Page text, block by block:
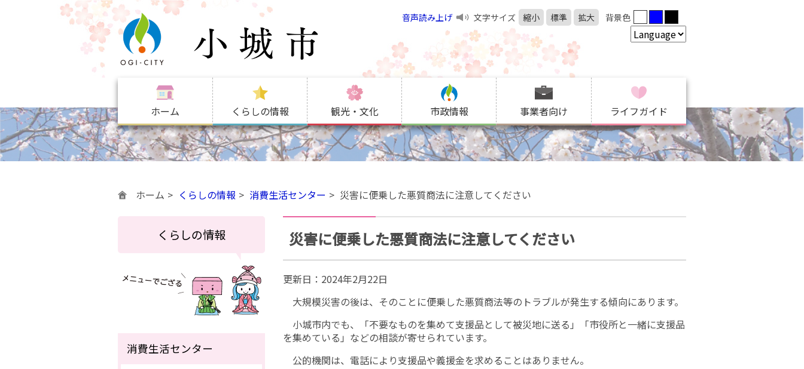
音声読み上げ 文字サイズ 縮小 標準 拡大 背景色
ホーム くらしの情報 観光・文化 市政情報 事業者向け ライフガイド
ホーム くらしの情報 消費生活センター 災害に便乗した悪質商法に注意してください
災害に便乗した悪質商法に注意してください
更新日： 2024年2月22日
大規模災害の後は、そのことに便乗した悪質商法等のトラブルが発生する傾向にあります。
小城市内でも、「不要なものを集めて支援品として被災地に送る」「市役所と一緒に支援品
を集めている」などの相談が寄せられています。
公的機関は、電話により支援品や義援金を求めることはありません。
くらしの情報
消費生活センター